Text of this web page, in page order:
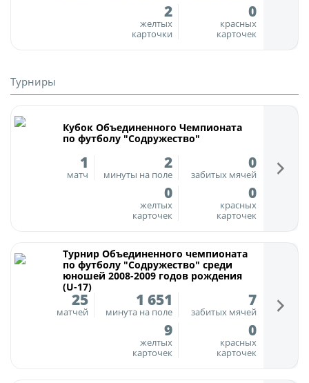
Турнирная таблица
Команды
Дисквалификации
Архив турниров
Регламентирующие документы
желтых
карточки
2
красных
карточек
0
Турниры
Кубок Объединенного Чемпионата
по футболу "Содружество"
матч
1
минуты на поле
2
забитых мячей
0
желтых
карточек
0
красных
карточек
0
Турнир Объединенного чемпионата
по футболу "Содружество" среди
юношей 2008-2009 годов рождения
(U-17)
матчей
25
минута на поле
1 651
забитых мячей
7
желтых
карточек
9
красных
карточек
0